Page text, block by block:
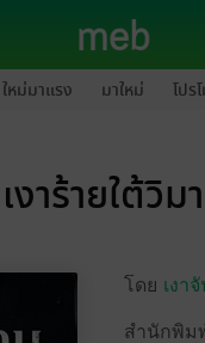
ใหม่มาแรง มาใหม่ โปร
เงาร้ายใต้วิม
โดย เงา
สำนักพิม